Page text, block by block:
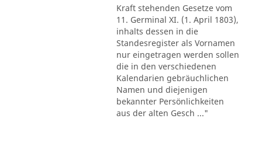
Kraft stehenden Gesetze vom
11. Germinal XI. (1. April 1803),
inhalts dessen in die
Standesregister als Vornamen
nur eingetragen werden sollen
die in den verschiedenen
Kalendarien gebräuchlichen
Namen und diejenigen
bekannter Persönlichkeiten
aus der alten Gesch ..."